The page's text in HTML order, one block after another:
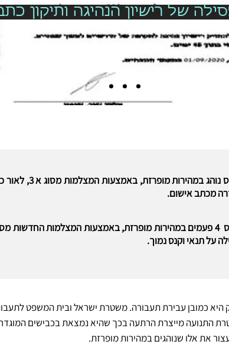
של רישיון הנהיגה ותיקון
מהירות מופרזת-
מכתב אישום.
על תנאי וקנס נמוך.
היא כמובן עבירת תעבורה. משטרת ישראל ובית המשפט
התנועה מייצרת הרתעה בכך שהיא נמצאת בכבישים
את אלו שנוהגים במהירות מופרזת.